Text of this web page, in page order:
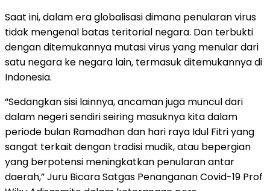
Saat ini, dalam era globalisasi dimana penularan virus
tidak mengenal batas teritorial negara. Dan terbukti
dengan ditemukannya mutasi virus yang menular dari
satu negara ke negara lain, termasuk ditemukannya di
Indonesia.
“Sedangkan sisi lainnya, ancaman juga muncul dari
dalam negeri sendiri seiring masuknya kita dalam
periode bulan Ramadhan dan hari raya Idul Fitri yang
sangat terkait dengan tradisi mudik, atau bepergian
yang berpotensi meningkatkan penularan antar
daerah,” Juru Bicara Satgas Penanganan Covid-19 Prof